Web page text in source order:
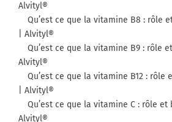
Alvityl®
Qu’est ce que la vitamine B8 : rôle
| Alvityl®
Qu’est ce que la vitamine B9 : rôle
Alvityl®
Qu’est ce que la vitamine B12 : rôle
| Alvityl®
Qu’est ce que la vitamine C : rôle et
Alvityl®